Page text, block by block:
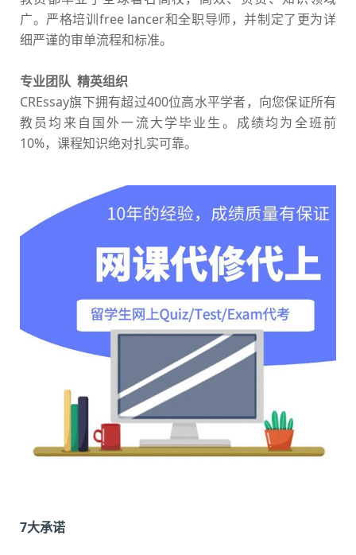
广。严格培训free lancer和全职导师，并制定了更为详
细严谨的审单流程和标准。
专业团队 精英组织
CREssay旗下拥有超过400位高水平学者，向您保证所有
教员均来自国外一流大学毕业生。成绩均为全班前
10%，课程知识绝对扎实可靠。
7大承诺